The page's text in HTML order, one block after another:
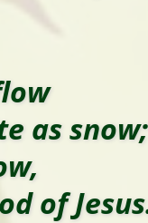
as snow;
of